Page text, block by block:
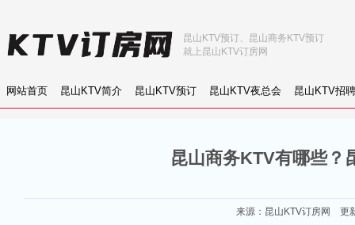
网站首页 昆山KTV简介 昆山KTV预订 昆山KTV夜总会 昆山KTV招聘
昆山KTV预订、昆山商务KTV预订
就上昆山KTV订房网
昆山商务KTV有哪些？
来源： 昆山KTV订房网 更